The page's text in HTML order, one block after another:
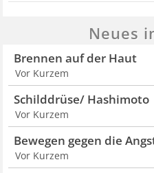
Neues
Brennen auf der Haut
Vor Kurzem
Schilddrüse/ Hashimoto
Vor Kurzem
Bewegen gegen die
Vor Kurzem